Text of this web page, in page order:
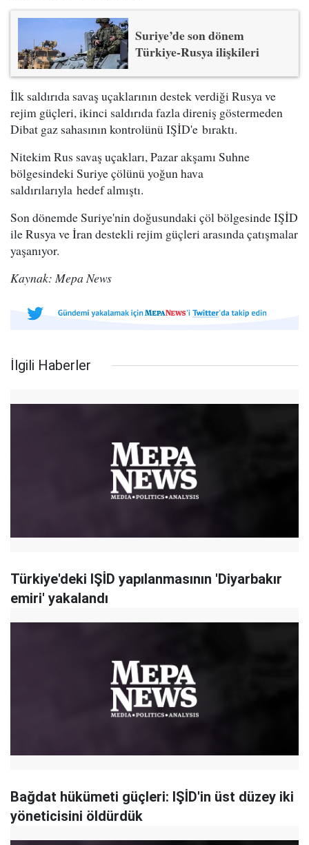
Suriye’de son dönem
Türkiye-Rusya ilişkileri
İlk saldırıda savaş uçaklarının destek verdiği Rusya ve
rejim güçleri, ikinci saldırıda fazla direniş göstermeden
Dibat gaz sahasının kontrolünü IŞİD'e bıraktı.
Nitekim Rus savaş uçakları, Pazar akşamı Suhne
bölgesindeki Suriye çölünü yoğun hava
saldırılarıyla hedef almıştı.
Son dönemde Suriye'nin doğusundaki çöl bölgesinde IŞİD
ile Rusya ve İran destekli rejim güçleri arasında çatışmalar
yaşanıyor.
Kaynak: Mepa News
İlgili Haberler
Türkiye'deki IŞİD yapılanmasının 'Diyarbakır
emiri' yakalandı
Bağdat hükümeti güçleri: IŞİD'in üst düzey iki
yöneticisini öldürdük